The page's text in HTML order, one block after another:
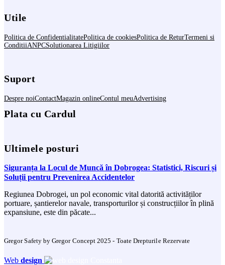
Utile
Politica de ConfidentialitatePolitica de cookiesPolitica de ReturTermeni si
ConditiiANPCSolutionarea Litigiilor
Suport
Despre noiContactMagazin onlineContul meuAdvertising
Plata cu Cardul
Ultimele posturi
Siguranța la Locul de Muncă în Dobrogea: Statistici, Riscuri și
Soluții pentru Prevenirea Accidentelor
Regiunea Dobrogei, un pol economic vital datorită activităților
portuare, șantierelor navale, transporturilor și construcțiilor în plină
expansiune, este din păcate...
Gregor Safety by Gregor Concept 2025 - Toate Drepturile Rezervate
Web design